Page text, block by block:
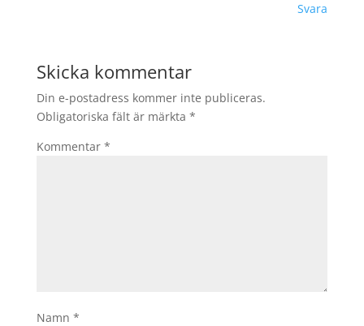
Svara
Skicka kommentar
Din e-postadress kommer inte publiceras.
Obligatoriska fält är märkta *
Kommentar *
Namn *